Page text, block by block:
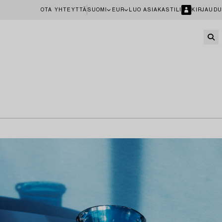
OTA YHTEYTTÄ SUOMI EUR LUO ASIAKASTILI KIRJAUDU